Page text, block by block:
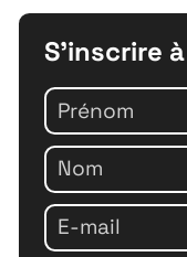
S'inscrire